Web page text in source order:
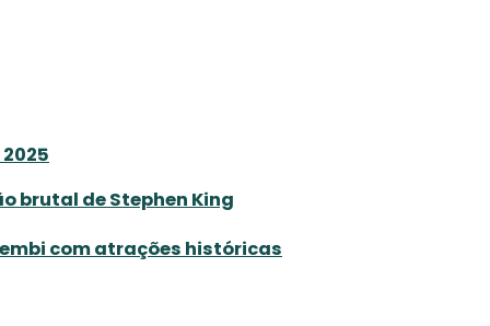
brutal de Stephen King
com atrações históricas